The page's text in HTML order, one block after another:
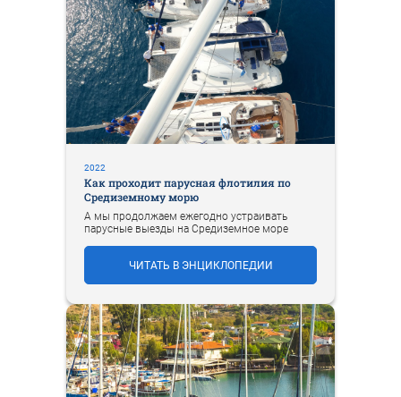
2022
Как проходит парусная флотилия по
Средиземному морю
А мы продолжаем ежегодно устраивать
парусные выезды на Средиземное море
ЧИТАТЬ В ЭНЦИКЛОПЕДИИ